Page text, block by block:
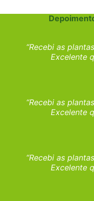
“Recebi as
Excelente
“Recebi as
Excelente
“Recebi as
Excelente